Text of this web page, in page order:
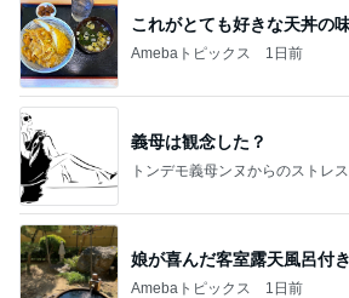
これがとても好きな天丼の
Amebaトピックス 1日前
義母は観念した？
トンデモ義母ンヌからのストレス
娘が喜んだ客室露天風呂付
Amebaトピックス 1日前